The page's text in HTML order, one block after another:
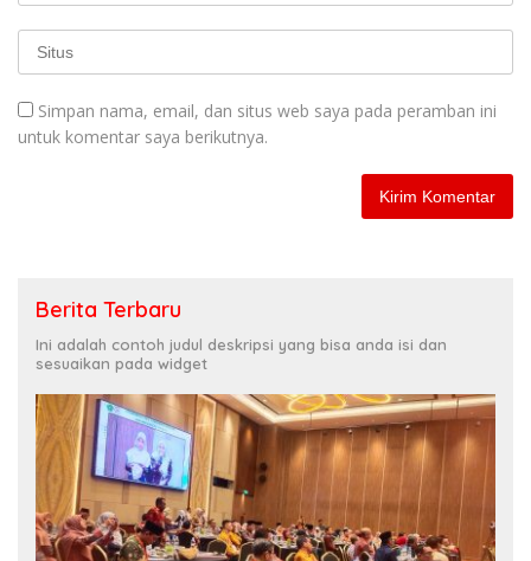
Simpan nama, email, dan situs web saya pada peramban ini
untuk komentar saya berikutnya.
Berita Terbaru
Ini adalah contoh judul deskripsi yang bisa anda isi dan
sesuaikan pada widget